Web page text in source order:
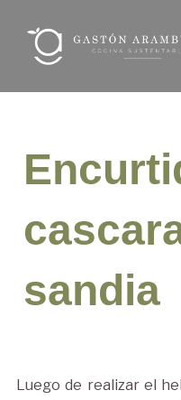
contenido
sandia
Luego de realizar el